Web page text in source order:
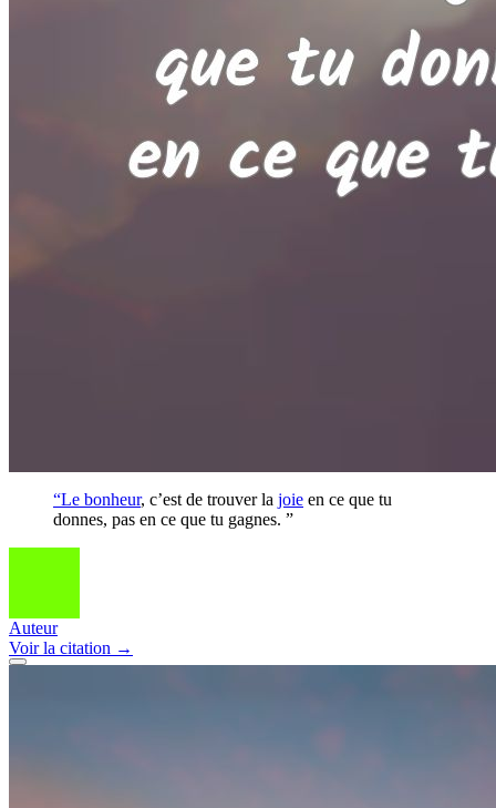
“Le bonheur, c’est de trouver la joie en ce que tu
donnes, pas en ce que tu gagnes. ”
Auteur
Voirla citation →